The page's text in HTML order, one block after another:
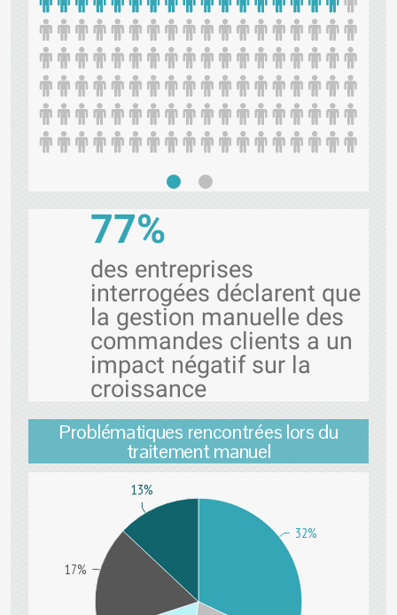
77%
des entreprises
interrogées déclarent que
la gestion manuelle des
commandes clients a un
impact négatif sur la
croissance
Problématiques rencontrées lors du
traitement manuel
32%
17%
13%